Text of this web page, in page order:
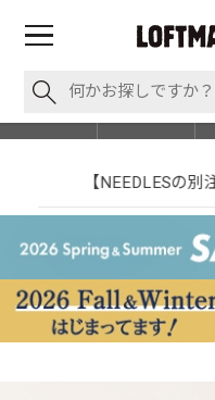
【NEEDLESの